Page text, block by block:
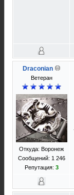
Draconian
Ветеран
Откуда: Воронеж
Сообщений: 1 246
Репутация: 3